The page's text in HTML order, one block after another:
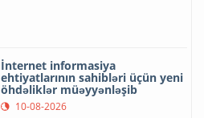
İnternet informasiya
ehtiyatlarının sahibləri üçün yeni
öhdəliklər müəyyənləşib
10-08-2026